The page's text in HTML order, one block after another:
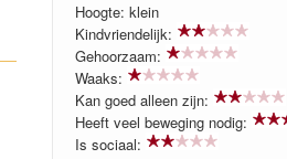
Hoogte: klein
Kindvriendelijk:
Gehoorzaam:
Waaks:
Kan goed alleen zijn:
Heeft veel beweging nodig:
Is sociaal: